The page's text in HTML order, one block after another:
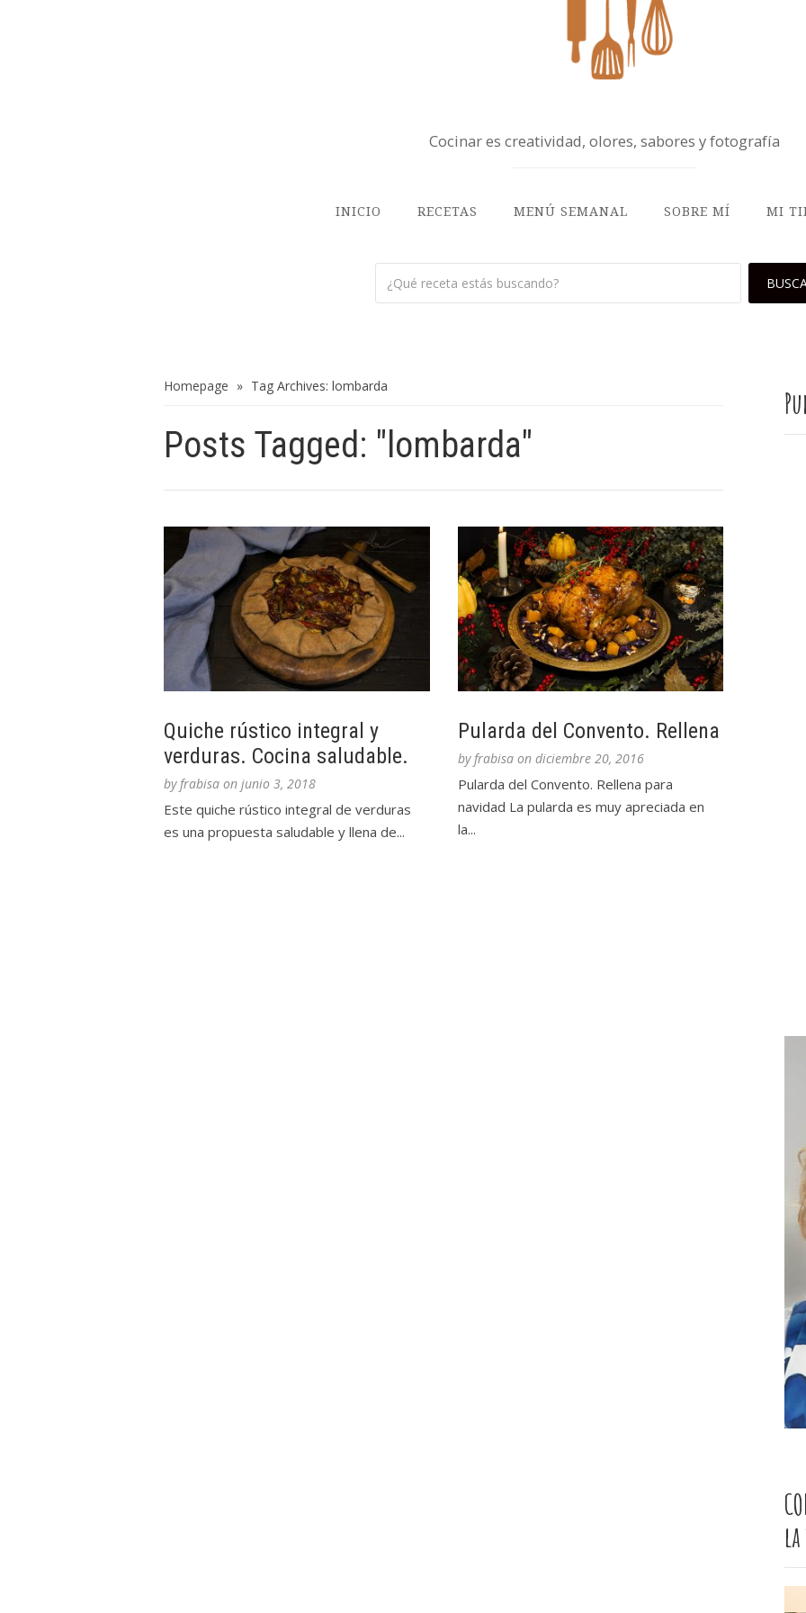
Cocinar es creatividad, olores, sabores y fotografía
INICIO RECETAS MENÚ SEMANAL SOBRE MÍ MI
Homepage » Tag Archives: lombarda
Posts Tagged: "lombarda"
Quiche rústico integral y
verduras. Cocina saludable.
byfrabisa on junio 3, 2018
Este quiche rústico integral de verduras
es una propuesta saludable y llena de...
Pularda del Convento. Rellena
byfrabisa on diciembre 20, 2016
Pularda del Convento. Rellena para
navidad La pularda es muy apreciada en
la...